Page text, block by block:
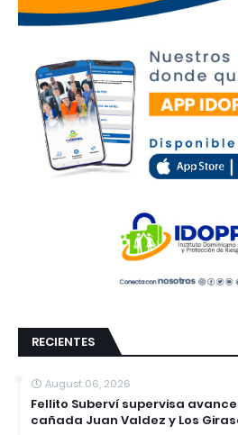
RECIENTES
August 06, 2026
Fellito Suberví supervisa
cañada Juan Valdez y Los